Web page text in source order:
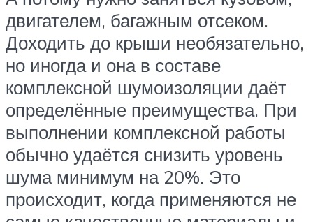
двигателем, багажным отсеком.
Доходить до крыши необязательно,
но иногда и она в составе
комплексной шумоизоляции даёт
определённые преимущества. При
выполнении комплексной работы
обычно удаётся снизить уровень
шума минимум на 20%. Это
происходит, когда применяются не